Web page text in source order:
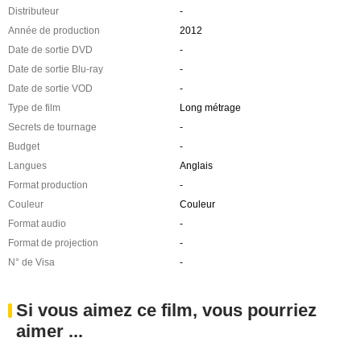
Distributeur
-
Année de production
2012
Date de sortie DVD
-
Date de sortie Blu-ray
-
Date de sortie VOD
-
Type de film
Long métrage
Secrets de tournage
-
Budget
-
Langues
Anglais
Format production
-
Couleur
Couleur
Format audio
-
Format de projection
-
N° de Visa
-
Si vous aimez ce film, vous pourriez
aimer ...